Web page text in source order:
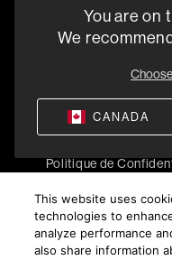
5541 Fermi
Politique de
© 2026 Harman
You are on
We
CANADA
This website uses
technologies to
analyze performance
also share information